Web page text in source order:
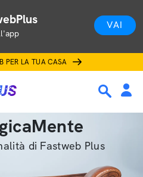
VAI
PER LA TUA CASA
di Fastweb Plus